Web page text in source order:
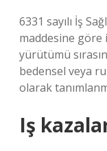
6331 sayılı İş
maddesine göre
yürütümü
bedensel veya
olarak
Iş